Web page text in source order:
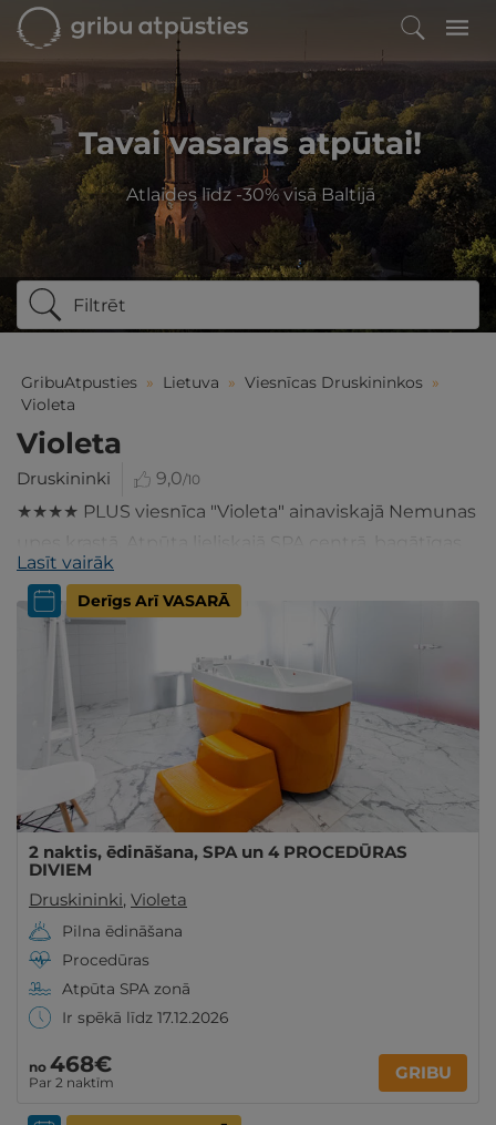
Tavai vasaras atpūtai!
Atlaides līdz -30% visā Baltijā
Filtrēt
GribuAtpusties » Lietuva » Viesnīcas Druskininkos »
Violeta
Violeta
Druskininki 9,0/10
★★★★ PLUS viesnīca "Violeta" ainaviskajā Nemunas
upes krastā. Atpūta lieliskajā SPA centrā, bagātīgas
maltītes, komfortabls numuriņš - izvēlies šeit!
Lasīt vairāk
Derīgs Arī VASARĀ
2 naktis, ēdināšana, SPA un 4 PROCEDŪRAS
DIVIEM
Druskininki, Violeta
Pilna ēdināšana
Procedūras
Atpūta SPA zonā
Ir spēkā līdz 17.12.2026
no 468€
Par 2 naktīm GRIBU